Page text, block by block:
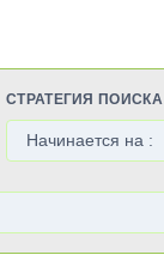
СТРАТЕГИЯ ПОИСКА